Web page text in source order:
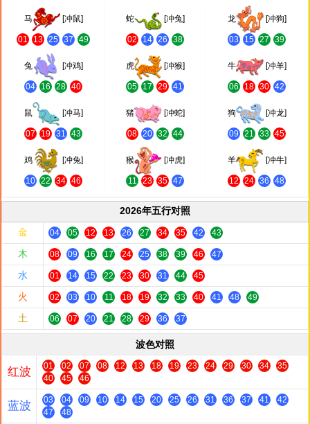
马 [冲鼠]
01 13 25 37 49
蛇 [冲兔]
02 14 26 38
龙 [冲狗]
03 15 27 39
兔 [冲鸡]
04 16 28 40
虎 [冲猴]
05 17 29 41
牛 [冲羊]
06 18 30 42
鼠 [冲马]
07 19 31 43
猪 [冲蛇]
08 20 32 44
狗 [冲龙]
09 21 33 45
鸡 [冲兔]
10 22 34 46
猴 [冲虎]
11 23 35 47
羊 [冲牛]
12 24 36 48
2026年五行对照
金
04 05 12 13 26 27 34 35 42 43
木 08 09 16 17 24 25 38 39 46 47
水 01 14 15 22 23 30 31 44 45
火 02 03 10 11 18 19 32 33 40 41 48 49
土 06 07 20 21 28 29 36 37
波色对照
红波 01 02 07 08 12 13 18 19 23 24 29 30 34
35
40
45 46
蓝波 03 04 09 10 14 15 20 25 26 31 36 37 41
42
47
48